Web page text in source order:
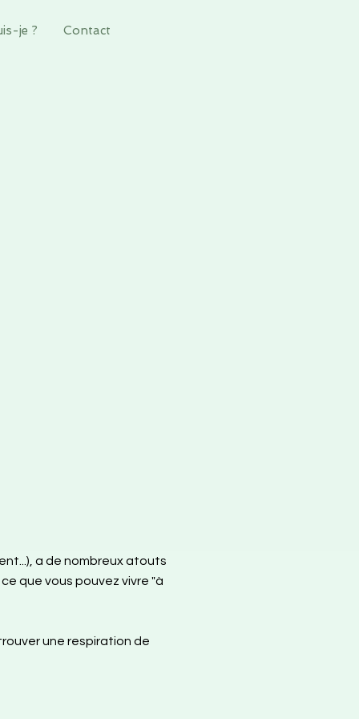
je ? Contact
a de nombreux atouts
que vous pouvez vivre "à
une respiration de